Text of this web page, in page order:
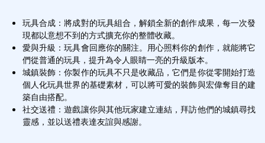
玩具合成：將成對的玩具組合，解鎖全新的創作成果，每一次發
現都以意想不到的方式擴充你的整體收藏。
愛與升級：玩具會回應你的關注。用心照料你的創作，就能將它
們從普通的玩具，提升為令人眼睛一亮的升級版本。
城鎮裝飾：你製作的玩具不只是收藏品，它們是你從零開始打造
個人化玩具世界的基礎素材，可以將可愛的裝飾與宏偉奪目的建
築自由搭配。
社交送禮：遊戲讓你與其他玩家建立連結，拜訪他們的城鎮尋找
靈感，並以送禮表達友誼與感謝。